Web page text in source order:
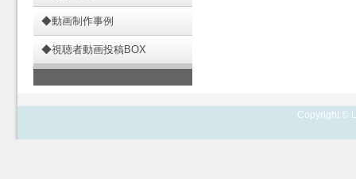
◆動画制作事例
◆視聴者動画投稿BOX
Copyright ©